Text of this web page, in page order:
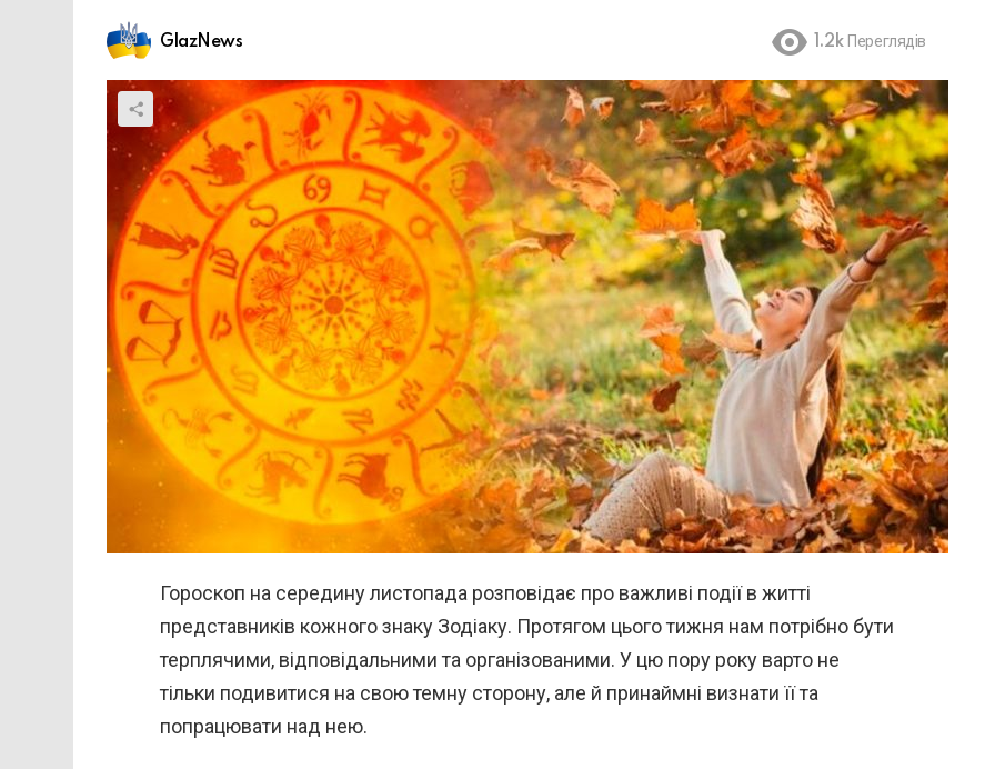
GlazNews 1.2k Переглядів
Гороскоп на середину листопада розповідає про важливі події в житті
представників кожного знаку Зодіаку. Протягом цього тижня нам потрібно бути
терплячими, відповідальними та організованими. У цю пору року варто не
тільки подивитися на свою темну сторону, але й принаймні визнати її та
попрацювати над нею.